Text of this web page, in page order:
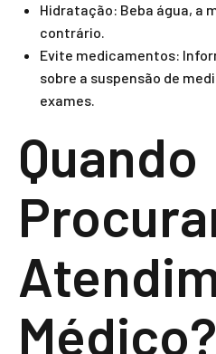
Hidratação: Beba água, a
contrário.
Evite medicamentos:
sobre a suspensão de
exames.
Quando
Médico?